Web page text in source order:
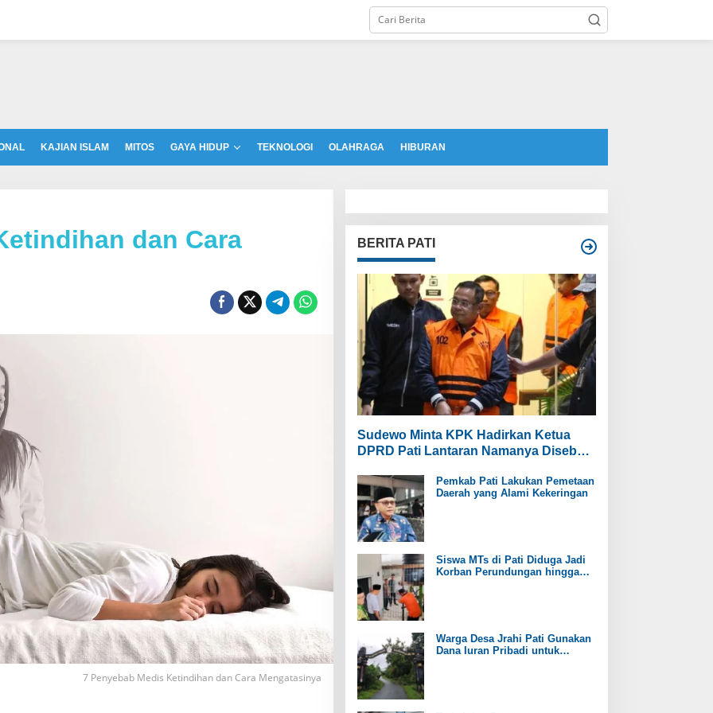
KAJIAN ISLAM MITOS GAYA HIDUP TEKNOLOGI OLAHRAGA HIBURAN
dan Cara
7 Penyebab Medis Ketindihan dan Cara Mengatasinya
BERITA PATI
Sudewo Minta KPK Hadirkan Ketua
DPRD Pati Lantaran Namanya Disebut
Pemkab Pati Lakukan Pemetaan
Daerah yang Alami Kekeringan
Siswa MTs di Pati Diduga Jadi
Korban Perundungan hingga
Warga Desa Jrahi Pati Gunakan
Dana Iuran Pribadi untuk